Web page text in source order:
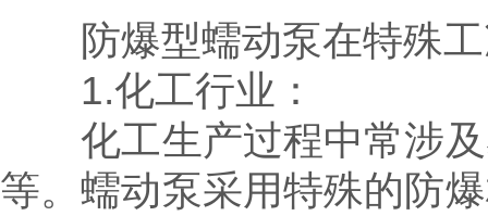
防爆型蠕动泵在特殊工
1.化工行业：
化工生产过程中常涉及
等。蠕动泵采用特殊的防